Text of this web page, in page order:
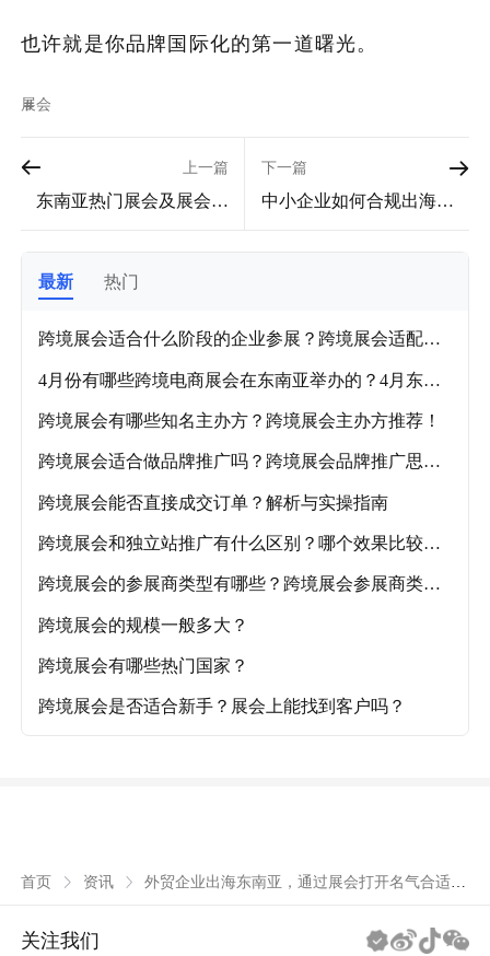
也许就是你品牌国际化的第一道曙光。
展会
上一篇
东南亚热门展会及展会现
下一篇
中小企业如何合规出海东
最新
热门
跨境展会适合什么阶段的企业参展？跨境展会适配企
4月份有哪些跨境电商展会在东南亚举办的？4月东南
跨境展会有哪些知名主办方？跨境展会主办方推荐！
跨境展会适合做品牌推广吗？跨境展会品牌推广思路
跨境展会能否直接成交订单？解析与实操指南
跨境展会和独立站推广有什么区别？哪个效果比较
跨境展会的参展商类型有哪些？跨境展会参展商类型
跨境展会的规模一般多大？
跨境展会有哪些热门国家？
跨境展会是否适合新手？展会上能找到客户吗？
首页 资讯
外贸企业出海东南亚，通过展会打开名气合适
关注我们